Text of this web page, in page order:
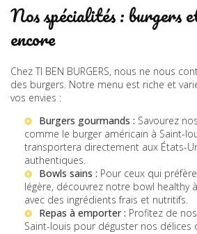
Nos spécialités : burgers
encore
Chez TI BEN BURGERS, nous ne nous
des burgers. Notre menu est riche et
vos envies :
Burgers gourmands : Savourez
comme le burger américain à Saint-
transportera directement aux États-
authentiques.
Bowls sains : Pour ceux qui
légère, découvrez notre bowl healthy
avec des ingrédients frais et nutritifs.
Repas à emporter : Profitez de nos
Saint-louis pour déguster nos délices